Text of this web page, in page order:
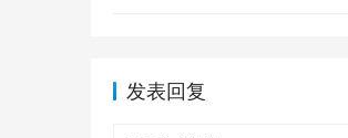
发表回复